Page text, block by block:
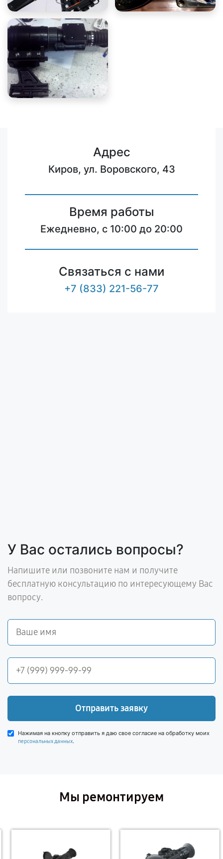
Адрес
Киров, ул. Воровского, 43
Время работы
Ежедневно, с 10:00 до 20:00
Связаться с нами
+7 (833) 221-56-77
У Вас остались вопросы?
Напишите или позвоните нам и получите
бесплатную консультацию по интересующему Вас
вопросу.
Отправить заявку
Нажимая на кнопку отправить я даю свое согласие на обработку моих
персональных данных.
Мы ремонтируем